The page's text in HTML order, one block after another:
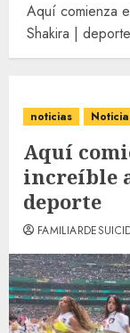
Aquí comienza
Shakira | deporte
noticias
Aquí
increíble
deporte